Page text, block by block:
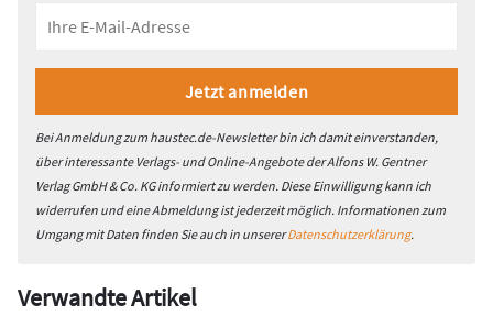
Bei Anmeldung zum haustec.de-Newsletter bin ich damit einverstanden,
über interessante Verlags- und Online-Angebote der Alfons W. Gentner
Verlag GmbH & Co. KG informiert zu werden. Diese Einwilligung kann ich
widerrufen und eine Abmeldung ist jederzeit möglich. Informationen zum
Umgang mit Daten finden Sie auch in unsererDatenschutzerklärung.
Verwandte Artikel